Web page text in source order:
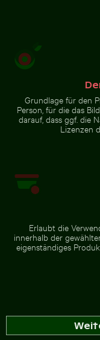
Grundlage für den
Person, für die das
darauf, dass ggf. die
Lizenzen
Erlaubt die
innerhalb der
eigenständiges